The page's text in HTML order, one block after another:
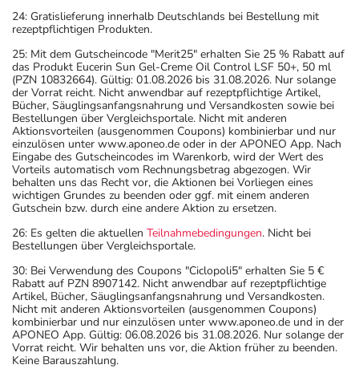
24: Gratislieferung innerhalb Deutschlands bei Bestellung mit
rezeptpflichtigen Produkten.
25: Mit dem Gutscheincode "Merit25" erhalten Sie 25 % Rabatt auf
das Produkt Eucerin Sun Gel-Creme Oil Control LSF 50+, 50 ml
(PZN 10832664). Gültig: 01.08.2026 bis 31.08.2026. Nur solange
der Vorrat reicht. Nicht anwendbar auf rezeptpflichtige Artikel,
Bücher, Säuglingsanfangsnahrung und Versandkosten sowie bei
Bestellungen über Vergleichsportale. Nicht mit anderen
Aktionsvorteilen (ausgenommen Coupons) kombinierbar und nur
einzulösen unter www.aponeo.de oder in der APONEO App. Nach
Eingabe des Gutscheincodes im Warenkorb, wird der Wert des
Vorteils automatisch vom Rechnungsbetrag abgezogen. Wir
behalten uns das Recht vor, die Aktionen bei Vorliegen eines
wichtigen Grundes zu beenden oder ggf. mit einem anderen
Gutschein bzw. durch eine andere Aktion zu ersetzen.
26: Es gelten die aktuellen Teilnahmebedingungen. Nicht bei
Bestellungen über Vergleichsportale.
30: Bei Verwendung des Coupons "Ciclopoli5" erhalten Sie 5 €
Rabatt auf PZN 8907142. Nicht anwendbar auf rezeptpflichtige
Artikel, Bücher, Säuglingsanfangsnahrung und Versandkosten.
Nicht mit anderen Aktionsvorteilen (ausgenommen Coupons)
kombinierbar und nur einzulösen unter www.aponeo.de und in der
APONEO App. Gültig: 06.08.2026 bis 31.08.2026. Nur solange der
Vorrat reicht. Wir behalten uns vor, die Aktion früher zu beenden.
Keine Barauszahlung.